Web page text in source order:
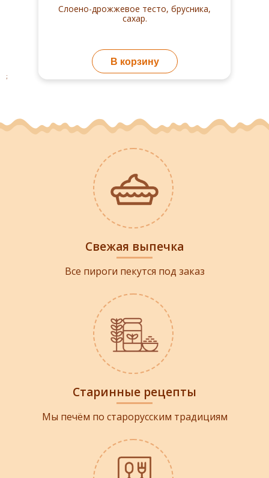
Слоено-дрожжевое тесто, брусника,
сахар.
В корзину
;
Свежая выпечка
Все пироги пекутся под заказ
Старинные рецепты
Мы печём по старорусским традициям